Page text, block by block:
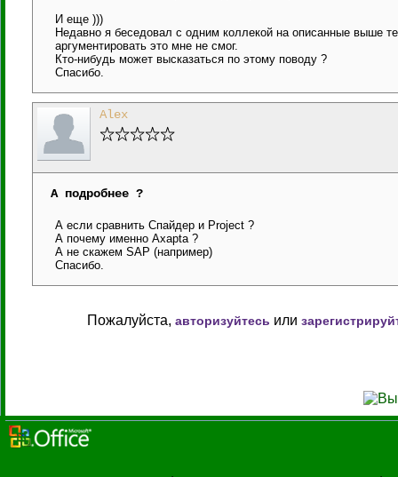
И еще )))
Недавно я беседовал с одним коллекой на описанные выше
аргументировать это мне не смог.
Кто-нибудь может высказаться по этому поводу ?
Спасибо.
Alex
А подробнее ?
А если сравнить Cпайдер и Project ?
А почему именно Axapta ?
А не скажем SAP (например)
Спасибо.
Пожалуйста, авторизуйтесь или